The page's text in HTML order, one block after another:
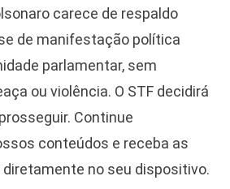
carece de respaldo
de manifestação política
parlamentar, sem
ou violência. O STF decidirá
Continue
conteúdos e receba as
no seu dispositivo.